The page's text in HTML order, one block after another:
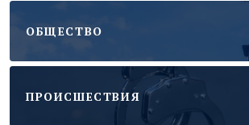
ОБЩЕСТВО
ПРОИСШЕСТВИЯ